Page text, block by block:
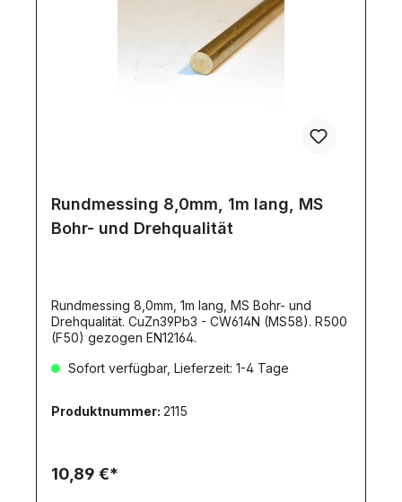
Rundmessing 8,0mm, 1m lang, MS
Bohr- und Drehqualität
Rundmessing 8,0mm, 1m lang, MS Bohr- und
Drehqualität. CuZn39Pb3 - CW614N (MS58). R500
(F50) gezogen EN12164.
Sofort verfügbar, Lieferzeit: 1-4 Tage
Produktnummer: 2115
10,89 €*